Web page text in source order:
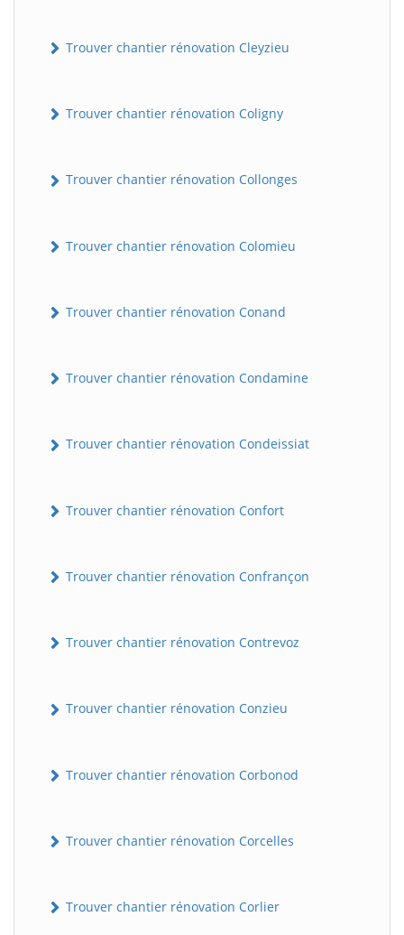
Trouver chantier rénovation Cleyzieu
Trouver chantier rénovation Coligny
Trouver chantier rénovation Collonges
Trouver chantier rénovation Colomieu
Trouver chantier rénovation Conand
Trouver chantier rénovation Condamine
Trouver chantier rénovation Condeissiat
Trouver chantier rénovation Confort
Trouver chantier rénovation Confrançon
Trouver chantier rénovation Contrevoz
Trouver chantier rénovation Conzieu
Trouver chantier rénovation Corbonod
Trouver chantier rénovation Corcelles
Trouver chantier rénovation Corlier